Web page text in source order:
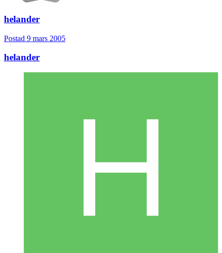
helander
Postad 9 mars 2005
helander